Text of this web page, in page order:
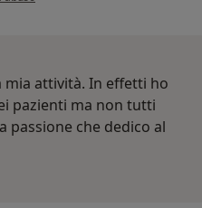
mia attività. In effetti ho
pazienti ma non tutti
passione che dedico al